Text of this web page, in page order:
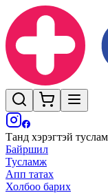
Танд хэрэгтэй
Байршил
Тусламж
Апп татах
Холбоо барих